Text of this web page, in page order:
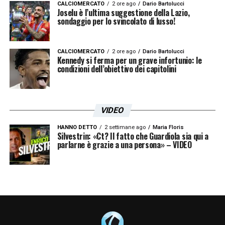
LA PLAYLIST DELLE NOSTRE TOP NEWS
CALCIOMERCATO 2 ore ago Dario Bartolucci
Joselu è l’ultima suggestione della Lazio,
sondaggio per lo svincolato di lusso!
CALCIOMERCATO 2 ore ago Dario Bartolucci
Kennedy si ferma per un grave infortunio: le
condizioni dell’obiettivo dei capitolini
VIDEO
HANNO DETTO 2 settimane ago Maria Floris
Silvestrin: «Ct? Il fatto che Guardiola sia qui a
parlarne è grazie a una persona» – VIDEO